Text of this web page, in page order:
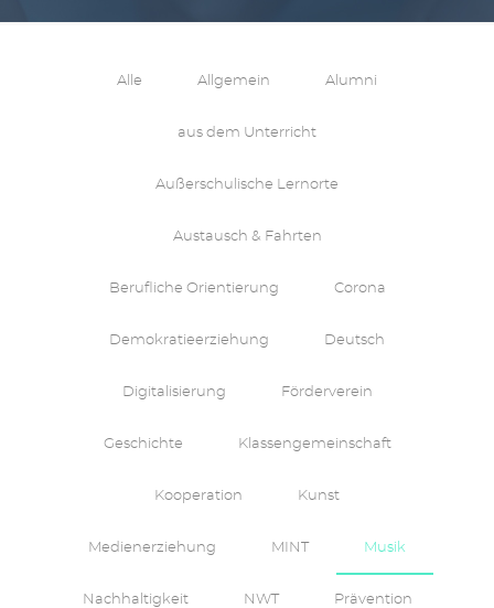
Alle Allgemein Alumni
aus dem Unterricht
Außerschulische Lernorte
Austausch & Fahrten
Berufliche Orientierung Corona
Demokratieerziehung Deutsch
Digitalisierung Förderverein
Geschichte Klassengemeinschaft
Kooperation Kunst
Medienerziehung MINT Musik
Nachhaltigkeit NWT Prävention